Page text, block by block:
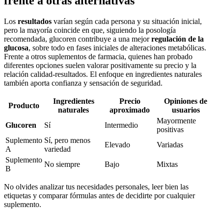
Los resultados varían según cada persona y su situación inicial,
pero la mayoría coincide en que, siguiendo la posología
recomendada, glucoren contribuye a una mejorregulación de la
glucosa, sobre todo en fases iniciales de alteraciones metabólicas.
Frente a otros suplementos de farmacia, quienes han probado
diferentes opciones suelen valorar positivamente su precio y la
relación calidad-resultados. El enfoque en ingredientes naturales
también aporta confianza y sensación de seguridad.
Producto
Ingredientes
naturales
Precio
aproximado
Opiniones de
usuarios
Glucoren
Sí Intermedio
Mayormente
positivas
Suplemento
A
Sí, pero menos
variedad
Elevado
Variadas
Suplemento
B
No siempre Bajo Mixtas
No olvides analizar tus necesidades personales, leer bien las
etiquetas y comparar fórmulas antes de decidirte por cualquier
suplemento.